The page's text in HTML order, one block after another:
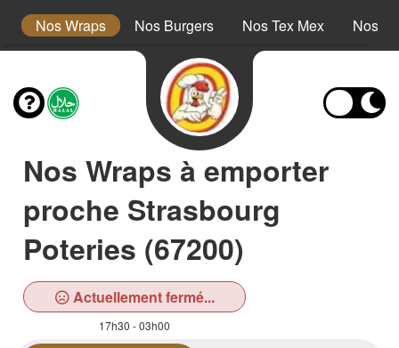
Nos Wraps Nos Burgers Nos Tex Mex Nos
Nos Wraps à emporter
proche Strasbourg
Poteries (67200)
Actuellement fermé...
17h30 - 03h00